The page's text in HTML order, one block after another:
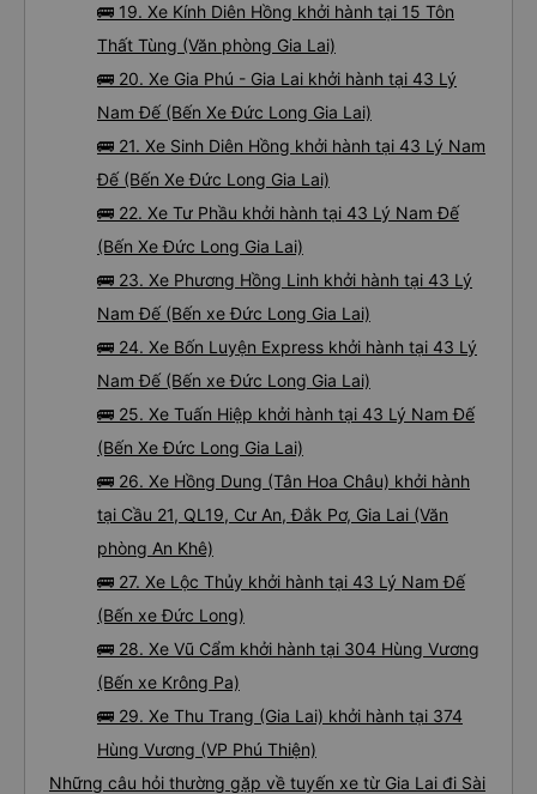
🚌 19. Xe Kính Diên Hồng khởi hành tại 15 Tôn
Thất Tùng (Văn phòng Gia Lai)
🚌 20. Xe Gia Phú - Gia Lai khởi hành tại 43 Lý
Nam Đế (Bến Xe Đức Long Gia Lai)
🚌 21. Xe Sinh Diên Hồng khởi hành tại 43 Lý Nam
Đế (Bến Xe Đức Long Gia Lai)
🚌 22. Xe Tư Phầu khởi hành tại 43 Lý Nam Đế
(Bến Xe Đức Long Gia Lai)
🚌 23. Xe Phương Hồng Linh khởi hành tại 43 Lý
Nam Đế (Bến xe Đức Long Gia Lai)
🚌 24. Xe Bốn Luyện Express khởi hành tại 43 Lý
Nam Đế (Bến xe Đức Long Gia Lai)
🚌 25. Xe Tuấn Hiệp khởi hành tại 43 Lý Nam Đế
(Bến Xe Đức Long Gia Lai)
🚌 26. Xe Hồng Dung (Tân Hoa Châu) khởi hành
tại Cầu 21, QL19, Cư An, Đắk Pơ, Gia Lai (Văn
phòng An Khê)
🚌 27. Xe Lộc Thủy khởi hành tại 43 Lý Nam Đế
(Bến xe Đức Long)
🚌 28. Xe Vũ Cẩm khởi hành tại 304 Hùng Vương
(Bến xe Krông Pa)
🚌 29. Xe Thu Trang (Gia Lai) khởi hành tại 374
Hùng Vương (VP Phú Thiện)
Những câu hỏi thường gặp về tuyến xe từ Gia Lai đi Sài